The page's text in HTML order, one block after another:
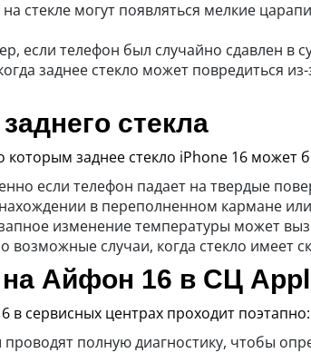
стекле могут появляться мелкие
если телефон был случайно сдавлен в
заднее стекло может повредиться
стекла
которым заднее стекло iPhone 16 может
если телефон падает на твердые
в переполненном кармане
изменение температуры может
возможные случаи, когда стекло имеет
на Айфон 16 в СЦ
в сервисных центрах проходит поэтапно:
полную диагностику, чтобы